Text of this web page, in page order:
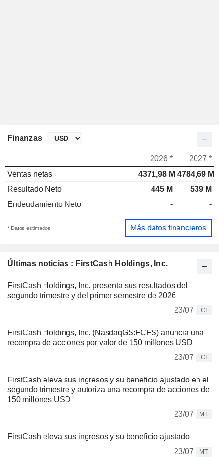
Últimas noticias : FirstCash Holdings, Inc.
FirstCash Holdings, Inc. presenta sus resultados del
segundo trimestre y del primer semestre de 2026
23/07
CI
FirstCash Holdings, Inc. (NasdaqGS:FCFS) anuncia una
recompra de acciones por valor de 150 millones USD
23/07
CI
FirstCash eleva sus ingresos y su beneficio ajustado en el
segundo trimestre y autoriza una recompra de acciones de
150 millones USD
23/07
MT
FirstCash eleva sus ingresos y su beneficio ajustado
23/07
MT
Finanzas
2026 *
2027 *
Ventas netas
4371,98 M 4784,69 M
Resultado Neto
445 M
539 M
Endeudamiento Neto
- -
* Datos estimados Más datos financieros